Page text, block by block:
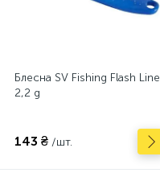
Блесна SV Fishing Flash Line
2,2 g
143 ₴ /шт.